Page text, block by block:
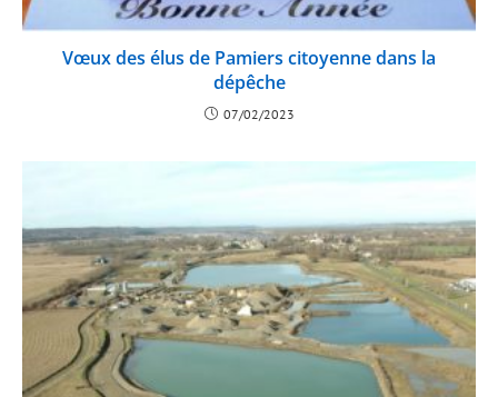
Vœux des élus de Pamiers citoyenne dans la
dépêche
07/02/2023